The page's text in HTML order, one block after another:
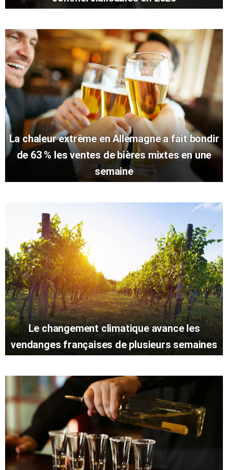
La chaleur extrême en Allemagne a fait bondir
de 63 % les ventes de bières mixtes en une
semaine
Le changement climatique avance les
vendanges françaises de plusieurs semaines